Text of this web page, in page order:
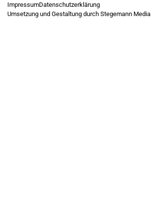
ImpressumDatenschutzerklärung
Umsetzung und Gestaltung durch Stegemann Media